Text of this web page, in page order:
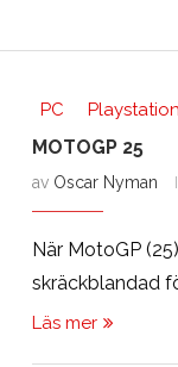
PC Playstation
MOTOGP 25
av Oscar Nyman
När MotoGP
skräckblandad
Läs mer